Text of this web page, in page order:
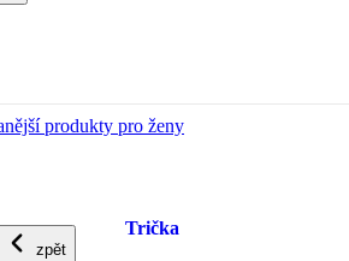
produkty pro ženy
zpět
Trička